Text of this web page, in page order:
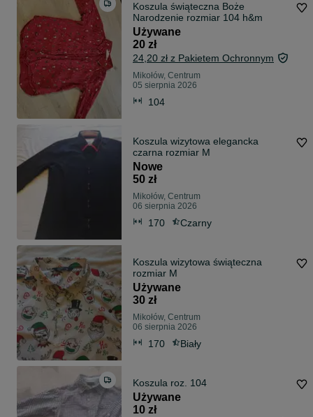
Koszula świąteczna Boże
Narodzenie rozmiar 104 h&m
Używane
20 zł
24,20 zł z Pakietem Ochronnym
Mikołów, Centrum
05 sierpnia 2026
104
Koszula wizytowa elegancka
czarna rozmiar M
Nowe
50 zł
Mikołów, Centrum
06 sierpnia 2026
170 Czarny
Koszula wizytowa świąteczna
rozmiar M
Używane
30 zł
Mikołów, Centrum
06 sierpnia 2026
170 Biały
Koszula roz. 104
Używane
10 zł